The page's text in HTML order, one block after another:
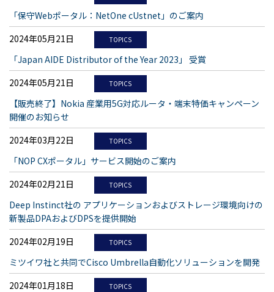
「保守Webポータル：NetOne cUstnet」のご案内
2024年05月21日
TOPICS
「Japan AIDE Distributor of the Year 2023」 受賞
2024年05月21日
TOPICS
【販売終了】Nokia 産業用5G対応ルータ・端末特価キャンペーン
開催のお知らせ
2024年03月22日
TOPICS
「NOP CXポータル」サービス開始のご案内
2024年02月21日
TOPICS
Deep Instinct社の アプリケーションおよびストレージ環境向けの
新製品DPAおよびDPSを提供開始
2024年02月19日
TOPICS
ミツイワ社と共同でCisco Umbrella自動化ソリューションを開発
2024年01月18日
TOPICS